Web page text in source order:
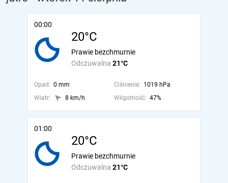
00:00
20°C
Odczuwalna 21°C
Prawie bezchmurnie
Opad: 0 mm Ciśnienie: 1019 hPa
Wiatr:
8 km/h Wilgotność: 47%
01:00
20°C
Odczuwalna 21°C
Prawie bezchmurnie